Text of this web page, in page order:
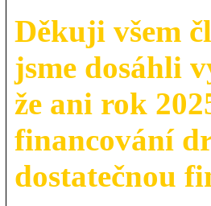
Děkuji všem
jsme dosáhli
že ani rok
financování
dostatečnou